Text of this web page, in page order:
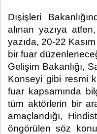
Dışişleri
alınan yazıya
yazıda, 20-22
bir fuar
Gelişim Bakanlığı,
Konseyi gibi resmi
fuar kapsamında
tüm aktörlerin bir
amaçlandığı,
öngörülen söz